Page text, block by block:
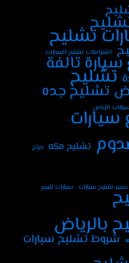
تشليح
اشتراطات تشليح السيارات
سيارة تالفة
تشليح
تشليح جده
الرياض
سيارات
تشليح مكه حراج
سعر تشليح سيارات سيارات للبيع
بالرياض
شروط تشليح سيارات